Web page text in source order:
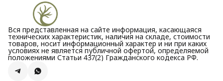
Вся представленная на сайте информация, касающаяся
технических характеристик, наличия на складе, стоимости
товаров, носит информационный характер и ни при каких
условиях не является публичной офертой, определяемой
положениями Статьи 437(2) Гражданского кодекса РФ.